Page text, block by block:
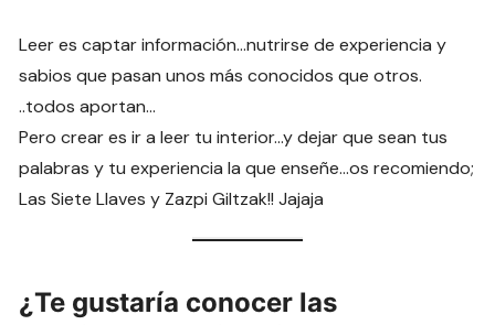
Leer es captar información…nutrirse de experiencia y
sabios que pasan unos más conocidos que otros.
..todos aportan…
Pero crear es ir a leer tu interior…y dejar que sean tus
palabras y tu experiencia la que enseñe…os recomiendo;
Las Siete Llaves y Zazpi Giltzak!! Jajaja
¿Te gustaría conocer las